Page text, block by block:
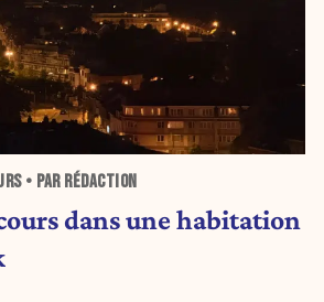
• PAR RÉDACTION
dans une habitation